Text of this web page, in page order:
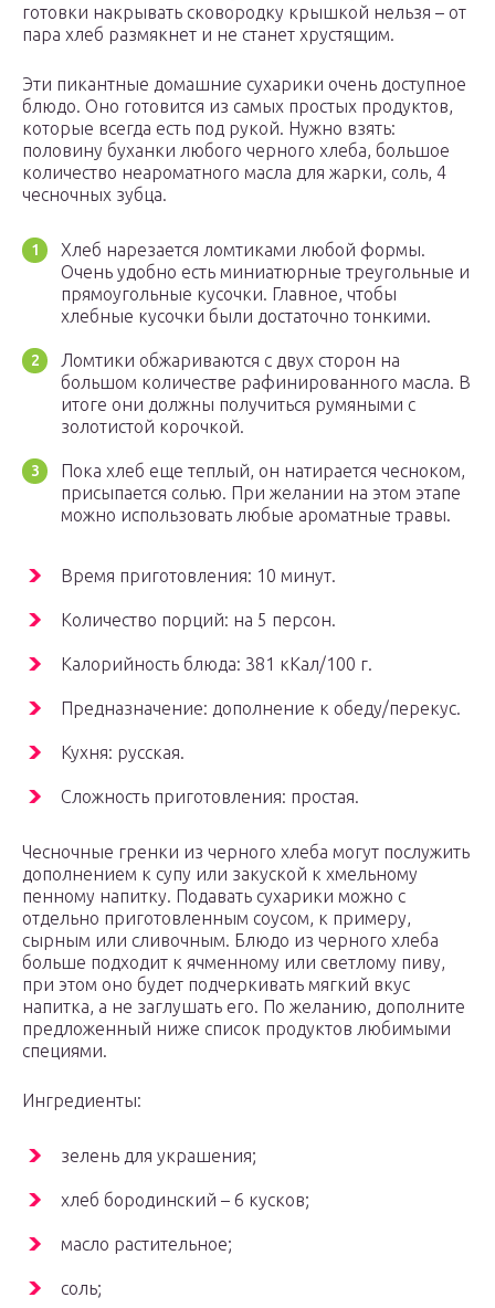
готовки накрывать сковородку крышкой нельзя – от
пара хлеб размякнет и не станет хрустящим.
Эти пикантные домашние сухарики очень доступное
блюдо. Оно готовится из самых простых продуктов,
которые всегда есть под рукой. Нужно взять:
половину буханки любого черного хлеба, большое
количество неароматного масла для жарки, соль, 4
чесночных зубца.
Хлеб нарезается ломтиками любой формы.
Очень удобно есть миниатюрные треугольные и
прямоугольные кусочки. Главное, чтобы
хлебные кусочки были достаточно тонкими.
Ломтики обжариваются с двух сторон на
большом количестве рафинированного масла. В
итоге они должны получиться румяными с
золотистой корочкой.
Пока хлеб еще теплый, он натирается чесноком,
присыпается солью. При желании на этом этапе
можно использовать любые ароматные травы.
Время приготовления: 10 минут.
Количество порций: на 5 персон.
Калорийность блюда: 381 кКал/100 г.
Предназначение: дополнение к обеду/перекус.
Кухня: русская.
Сложность приготовления: простая.
Чесночные гренки из черного хлеба могут послужить
дополнением к супу или закуской к хмельному
пенному напитку. Подавать сухарики можно с
отдельно приготовленным соусом, к примеру,
сырным или сливочным. Блюдо из черного хлеба
больше подходит к ячменному или светлому пиву,
при этом оно будет подчеркивать мягкий вкус
напитка, а не заглушать его. По желанию, дополните
предложенный ниже список продуктов любимыми
специями.
Ингредиенты:
зелень для украшения;
хлеб бородинский – 6 кусков;
масло растительное;
соль;